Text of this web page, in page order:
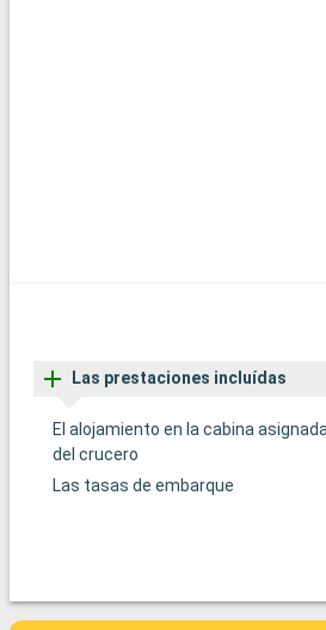
Las prestaciones incluídas
El alojamiento en la cabina
del crucero
Las tasas de embarque